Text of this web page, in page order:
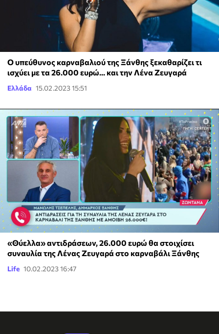
Ο υπεύθυνος καρναβαλιού της Ξάνθης ξεκαθαρίζει τι
ισχύει με τα 26.000 ευρώ... και την Λένα Ζευγαρά
Ελλάδα 15.02.2023 15:51
«Θύελλα» αντιδράσεων, 26.000 ευρώ θα στοιχίσει
συναυλία της Λένας Ζευγαρά στο καρναβάλι Ξάνθης
Life 10.02.2023 16:47